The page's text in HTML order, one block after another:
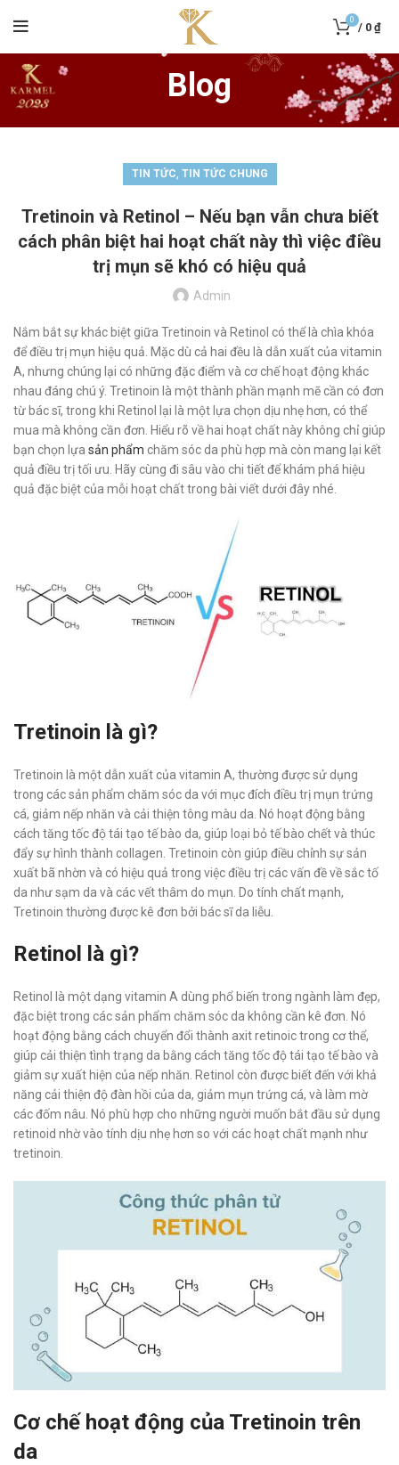
0
/ 0 ₫
Blog
TIN TỨC, TIN TỨC CHUNG
Tretinoin và Retinol – Nếu bạn vẫn chưa biết
cách phân biệt hai hoạt chất này thì việc điều
trị mụn sẽ khó có hiệu quả
Admin
Nắm bắt sự khác biệt giữa Tretinoin và Retinol có thể là chìa khóa
để điều trị mụn hiệu quả. Mặc dù cả hai đều là dẫn xuất của vitamin
A, nhưng chúng lại có những đặc điểm và cơ chế hoạt động khác
nhau đáng chú ý. Tretinoin là một thành phần mạnh mẽ cần có đơn
từ bác sĩ, trong khi Retinol lại là một lựa chọn dịu nhẹ hơn, có thể
mua mà không cần đơn. Hiểu rõ về hai hoạt chất này không chỉ giúp
bạn chọn lựa sản phẩm chăm sóc da phù hợp mà còn mang lại kết
quả điều trị tối ưu. Hãy cùng đi sâu vào chi tiết để khám phá hiệu
quả đặc biệt của mỗi hoạt chất trong bài viết dưới đây nhé.
Tretinoin là gì?
Tretinoin là một dẫn xuất của vitamin A, thường được sử dụng
trong các sản phẩm chăm sóc da với mục đích điều trị mụn trứng
cá, giảm nếp nhăn và cải thiện tông màu da. Nó hoạt động bằng
cách tăng tốc độ tái tạo tế bào da, giúp loại bỏ tế bào chết và thúc
đẩy sự hình thành collagen. Tretinoin còn giúp điều chỉnh sự sản
xuất bã nhờn và có hiệu quả trong việc điều trị các vấn đề về sắc tố
da như sạm da và các vết thâm do mụn. Do tính chất mạnh,
Tretinoin thường được kê đơn bởi bác sĩ da liễu.
Retinol là gì?
Retinol là một dạng vitamin A dùng phổ biến trong ngành làm đẹp,
đặc biệt trong các sản phẩm chăm sóc da không cần kê đơn. Nó
hoạt động bằng cách chuyển đổi thành axit retinoic trong cơ thể,
giúp cải thiện tình trạng da bằng cách tăng tốc độ tái tạo tế bào và
giảm sự xuất hiện của nếp nhăn. Retinol còn được biết đến với khả
năng cải thiện độ đàn hồi của da, giảm mụn trứng cá, và làm mờ
các đốm nâu. Nó phù hợp cho những người muốn bắt đầu sử dụng
retinoid nhờ vào tính dịu nhẹ hơn so với các hoạt chất mạnh như
tretinoin.
Cơ chế hoạt động của Tretinoin trên
da